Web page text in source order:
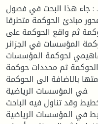
جاء هذا البحث في فصول : .
مبادئ الحوكمة متطرقا
ثم واقع الحوكمة على
المؤسسات في الجزائر
لحوكمة المؤسسات
ثم محددات حوكمة
بالاضافة الى الحوكمة
في المؤسسات الرياضية.
وقد تناول فيه الباحث
في المؤسسات الرياضية